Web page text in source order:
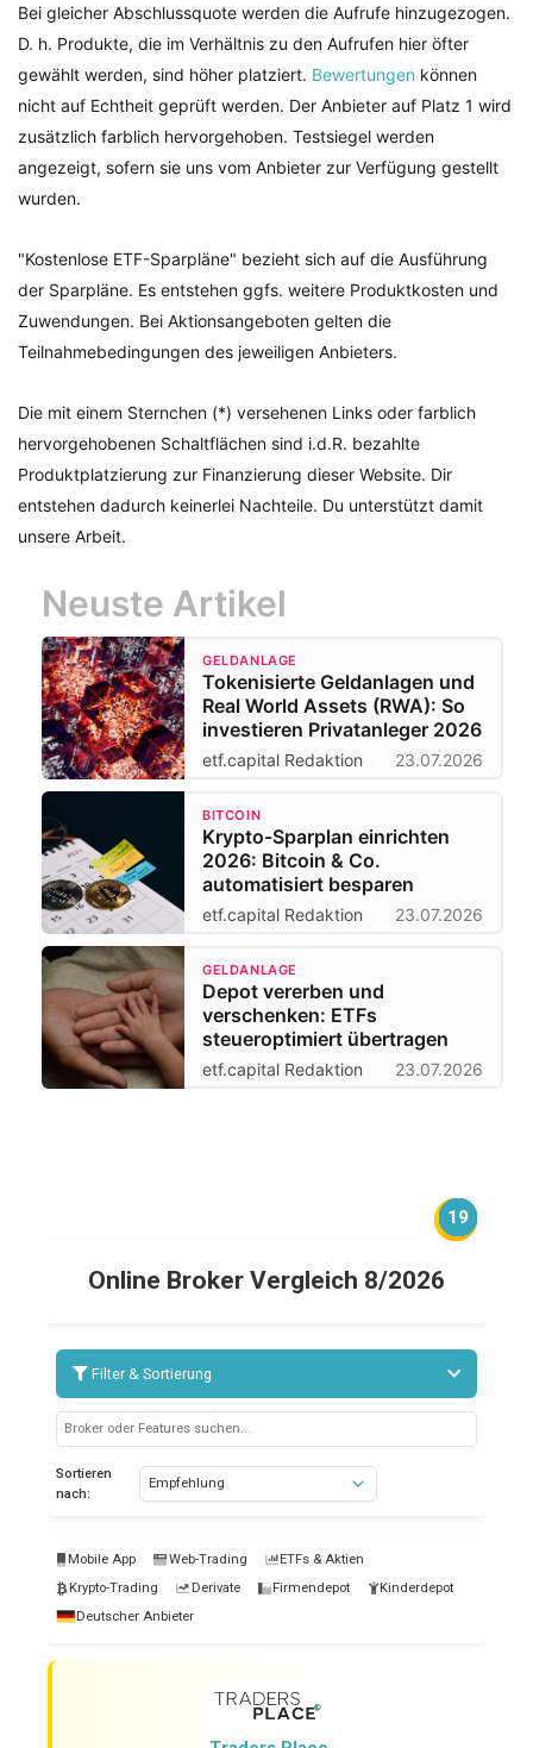
Bei gleicher Abschlussquote werden die Aufrufe hinzugezogen.
D. h. Produkte, die im Verhältnis zu den Aufrufen hier öfter
gewählt werden, sind höher platziert. Bewertungen können
nicht auf Echtheit geprüft werden. Der Anbieter auf Platz 1 wird
zusätzlich farblich hervorgehoben. Testsiegel werden
angezeigt, sofern sie uns vom Anbieter zur Verfügung gestellt
wurden.
"Kostenlose ETF-Sparpläne" bezieht sich auf die Ausführung
der Sparpläne. Es entstehen ggfs. weitere Produktkosten und
Zuwendungen. Bei Aktionsangeboten gelten die
Teilnahmebedingungen des jeweiligen Anbieters.
Die mit einem Sternchen (*) versehenen Links oder farblich
hervorgehobenen Schaltflächen sind i.d.R. bezahlte
Produktplatzierung zur Finanzierung dieser Website. Dir
entstehen dadurch keinerlei Nachteile. Du unterstützt damit
unsere Arbeit.
Neuste Artikel
GELDANLAGE
Tokenisierte Geldanlagen und
Real World Assets (RWA): So
investieren Privatanleger 2026
etf.capital Redaktion 23.07.2026
BITCOIN
Krypto-Sparplan einrichten
2026: Bitcoin & Co.
automatisiert besparen
etf.capital Redaktion 23.07.2026
GELDANLAGE
Depot vererben und
verschenken: ETFs
steueroptimiert übertragen
etf.capital Redaktion 23.07.2026